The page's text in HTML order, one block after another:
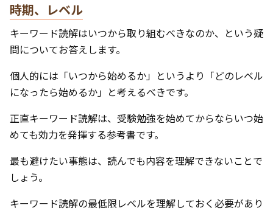
時期、レベル
キーワード読解はいつから取り組むべきなのか、という疑
問についてお答えします。
個人的には「いつから始めるか」というより「どのレベル
になったら始めるか」と考えるべきです。
正直キーワード読解は、受験勉強を始めてからならいつ始
めても効力を発揮する参考書です。
最も避けたい事態は、読んでも内容を理解できないことで
しょう。
キーワード読解の最低限レベルを理解しておく必要があり